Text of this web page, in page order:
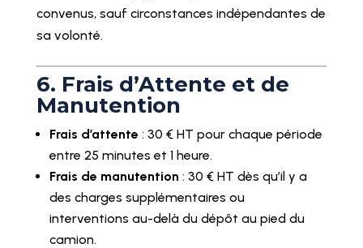
convenus, sauf circonstances indépendantes de
sa volonté.
6. Frais d’Attente et de
Manutention
Frais d’attente : 30 € HT pour chaque période
entre 25 minutes et 1 heure.
Frais de manutention : 30 € HT dès qu’il y a
des charges supplémentaires ou
interventions au-delà du dépôt au pied du
camion.